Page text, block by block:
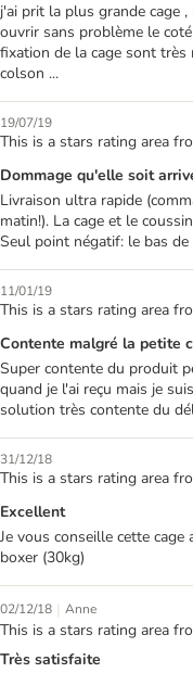
j'ai prit la plus grande cage
ouvrir sans problème le
fixation de la cage sont très
colson ...
19/07/19
This is a stars rating area
Dommage qu'elle soit
Livraison ultra rapide
matin!). La cage et le
Seul point négatif: le bas
11/01/19
This is a stars rating area
Contente malgré la petite
Super contente du produit
quand je l'ai reçu mais je
solution très contente du
31/12/18
This is a stars rating area
Excellent
Je vous conseille cette
boxer (30kg)
02/12/18 | Anne
This is a stars rating area
Très satisfaite